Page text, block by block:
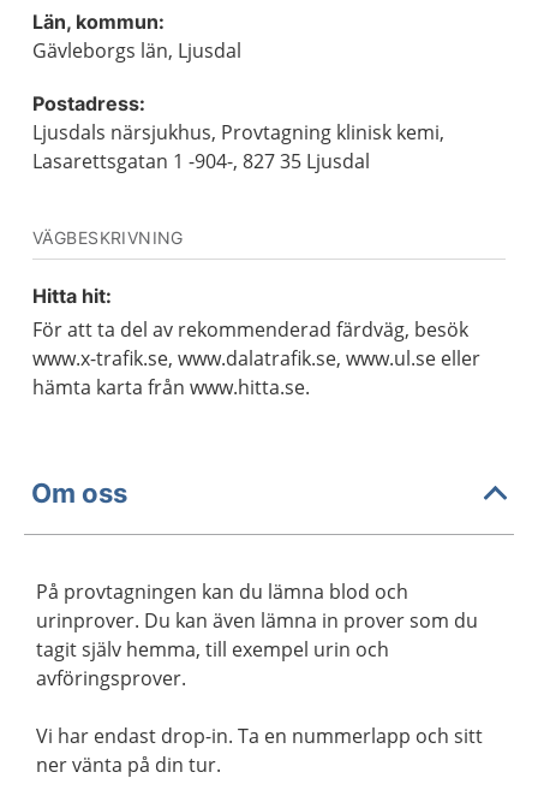
Län, kommun:
Gävleborgs län, Ljusdal
Postadress:
Ljusdals närsjukhus, Provtagning klinisk kemi,
Lasarettsgatan 1 -904-, 827 35 Ljusdal
VÄGBESKRIVNING
Hitta hit:
För att ta del av rekommenderad färdväg, besök
www.x-trafik.se, www.dalatrafik.se, www.ul.se eller
hämta karta från www.hitta.se.
Om oss
På provtagningen kan du lämna blod och
urinprover. Du kan även lämna in prover som du
tagit själv hemma, till exempel urin och
avföringsprover.
Vi har endast drop-in. Ta en nummerlapp och sitt
ner vänta på din tur.